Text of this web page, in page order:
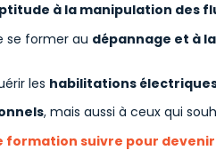
à la manipulation des
se former au dépannage et à
les habilitations
, mais aussi à ceux qui
formation suivre pour